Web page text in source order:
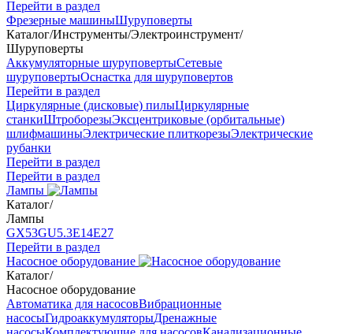
Перейти в раздел
Фрезерные машиныШуруповерты
Каталог/Инструменты/Электроинструмент/
Шуруповерты
Аккумуляторные шуруповертыСетевые
шуруповертыОснастка для шуруповертов
Перейти в раздел
Циркулярные (дисковые) пилыЦиркулярные
станкиШтроборезыЭксцентриковые (орбитальные)
шлифмашиныЭлектрические плиткорезыЭлектрические
рубанки
Перейти в раздел
Перейти в раздел
Лампы
Каталог/
Лампы
GX53GU5.3Е14Е27
Перейти в раздел
Насосное оборудование
Каталог/
Насосное оборудование
Автоматика для насосовВибрационные
насосыГидроаккумуляторыДренажные